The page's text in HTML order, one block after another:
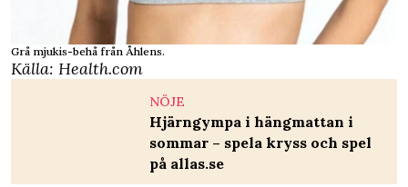
Grå mjukis-behå från Åhlens.
Källa: Health.com
NÖJE
Hjärngympa i hängmattan i
sommar – spela kryss och spel
på allas.se